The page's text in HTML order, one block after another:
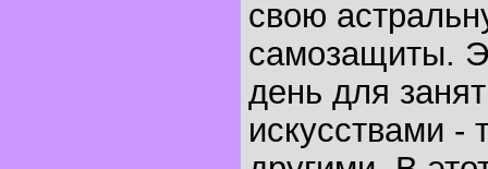
свою
самозащиты.
день для
искусствами -